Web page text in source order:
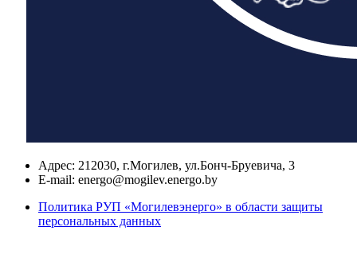
Адрес: 212030, г.Могилев, ул.Бонч-Бруевича, 3
E-mail: energo@mogilev.energo.by
Политика РУП «Могилевэнерго» в области защиты
персональных данных